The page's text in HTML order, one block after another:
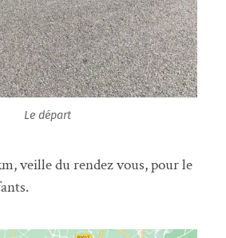
Le départ
veille du rendez vous, pour le